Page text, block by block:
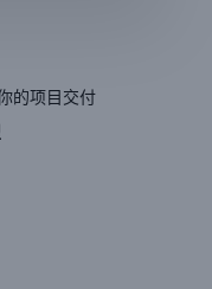
的项目交付